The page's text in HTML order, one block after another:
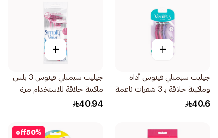
+
جيليت سيمبلي فينوس أداة
وماكينة حلاقة بـ 3 شفرات ناعمة
3قطعة
40.6
+
جيليت سيمبلي فينوس 3 بلس
ماكينة حلاقة للاستخدام مرة
واحدة 4قطعة
40.94
50%
off